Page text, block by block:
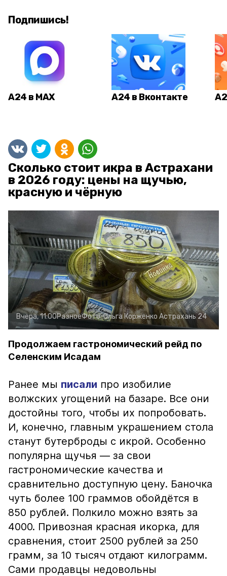
Подпишись!
А24 в MAX А24 в Вконтакте
Сколько стоит икра в Астрахани
в 2026 году: цены на щучью,
красную и чёрную
Вчера, 11:00РазноеФото:Ольга Корженко Астрахань 24
Продолжаем гастрономический рейд по
Селенским Исадам
Ранее мы писали про изобилие
волжских угощений на базаре. Все они
достойны того, чтобы их попробовать.
И, конечно, главным украшением стола
станут бутерброды с икрой. Особенно
популярна щучья — за свои
гастрономические качества и
сравнительно доступную цену. Баночка
чуть более 100 граммов обойдётся в
850 рублей. Полкило можно взять за
4000. Привозная красная икорка, для
сравнения, стоит 2500 рублей за 250
грамм, за 10 тысяч отдают килограмм.
Сами продавцы недовольны